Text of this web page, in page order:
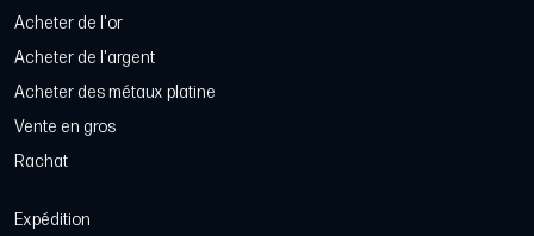
Acheter de l'or
Acheter de l'argent
Acheter des métaux platine
Vente en gros
Rachat
Expédition